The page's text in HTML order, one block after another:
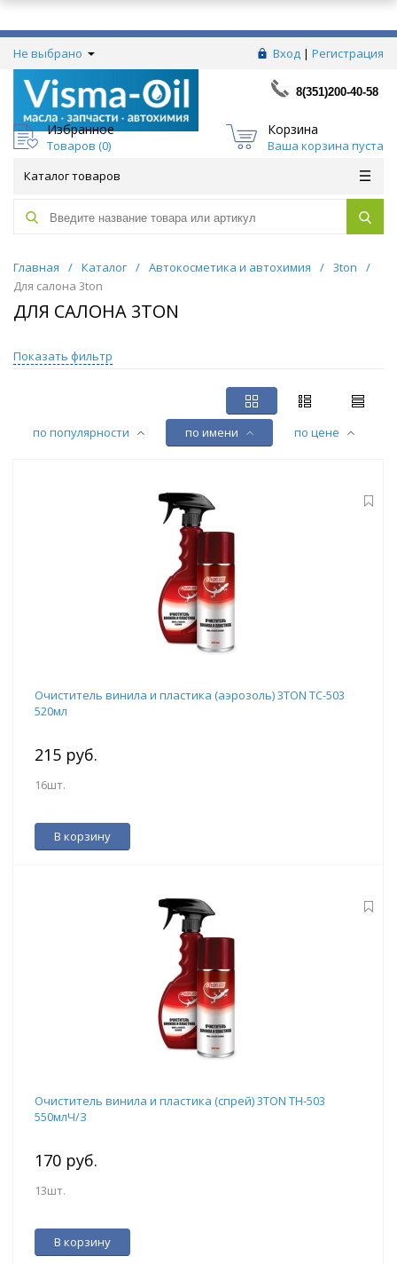
Не выбрано Вход | Регистрация
8(351)200-40-58
Избранное
Товаров (0)
Корзина
Ваша корзина пуста
Каталог товаров
Главная / Каталог / Автокосметика и автохимия / 3ton
/
Для салона 3ton
ДЛЯ САЛОНА 3TON
Показать фильтр
по популярности по имени по цене
Очиститель винила и пластика (аэрозоль) 3TON ТС-503
520мл
215 руб.
16шт.
В корзину
Очиститель винила и пластика (спрей) 3TON ТН-503
550млЧ/З
170 руб.
13шт.
В корзину